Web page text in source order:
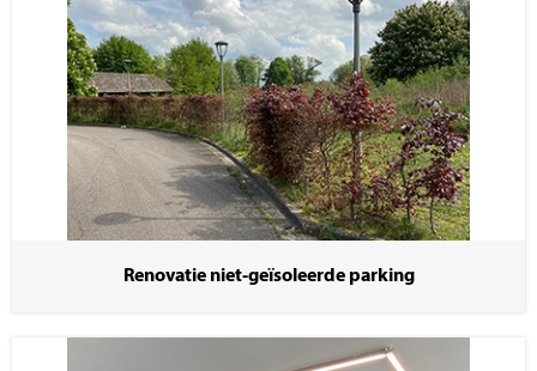
Renovatie niet-geïsoleerde parking